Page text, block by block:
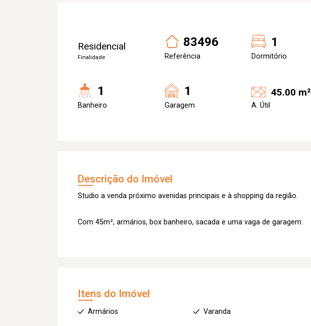
Residencial
Finalidade
83496
Referência
1
Dormitório
1
Banheiro
1
Garagem
45.00 m²
A. Útil
Descrição do Imóvel
Studio a venda próximo avenidas principais e à shopping da região.
Com 45m², armários, box banheiro, sacada e uma vaga de garagem.
Itens do Imóvel
Armários Varanda